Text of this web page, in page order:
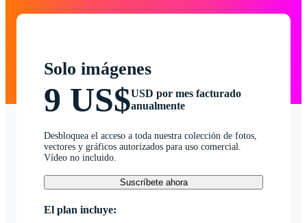
Solo imágenes
9 US$USD por mes facturado
anualmente
Desbloquea el acceso a toda nuestra colección de fotos,
vectores y gráficos autorizados para uso comercial.
Vídeo no incluido.
Suscríbete ahora
El plan incluye: